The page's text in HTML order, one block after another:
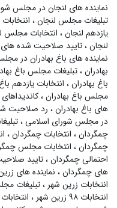
نماینده های لنجان در مجلس
تبلیغات مجلس لنجان،
یازدهم لنجان، انتخابات مجلس
لنجان،تایید صلاحیت شده های
نماینده های باغ بهادران در
بهادران،تبلیغات مجلس باغ
باغ بهادران، انتخابات یازدهم
مجلس باغ بهادران،
های باغ بهادران، رد صلاحیت
در مجلس شورای اسلامی،
چمگردان، انتخابات چمگردان،
چمگردان، انتخابات مجلس
احتمالی چمگردان،تایید
های چمگردان، نماینده های
انتخابات زرین شهر ،تبلیغات
انتخابات ۹۸ زرین شهر
،